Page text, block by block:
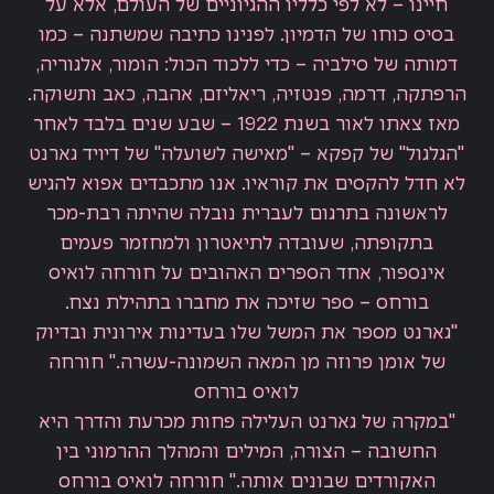
חיינו – לא לפי כלליו ההגיוניים של העולם, אלא על
בסיס כוחו של הדמיון. לפנינו כתיבה שמשתנה – כמו
דמותה של סילביה – כדי ללכוד הכול: הומור, אלגוריה,
הרפתקה, דרמה, פנטזיה, ריאליזם, אהבה, כאב ותשוקה.
מאז צאתו לאור בשנת 1922 – שבע שנים בלבד לאחר
"הגלגול" של קפקא – "מאישה לשועלה" של דיויד גארנט
לא חדל להקסים את קוראיו. אנו מתכבדים אפוא להגיש
לראשונה בתרגום לעברית נובלה שהיתה רבת-מכר
בתקופתה, שעובדה לתיאטרון ולמחזמר פעמים
אינספור, אחד הספרים האהובים על חורחה לואיס
בורחס – ספר שזיכה את מחברו בתהילת נצח.
"גארנט מספר את המשל שלו בעדינות אירונית ובדיוק
של אומן פרוזה מן המאה השמונה-עשרה." חורחה
לואיס בורחס
"במקרה של גארנט העלילה פחות מכרעת והדרך היא
החשובה – הצורה, המילים והמהלך ההרמוני בין
האקורדים שבונים אותה." חורחה לואיס בורחס